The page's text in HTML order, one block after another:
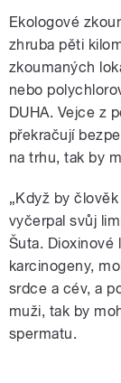
Ekologové
zhruba pěti
zkoumaných
nebo
DUHA. Vejce z
překračují
na trhu, tak by
„Když by
vyčerpal svůj
Šuta. Dioxinové
karcinogeny,
srdce a cév, a
muži, tak by
spermatu.